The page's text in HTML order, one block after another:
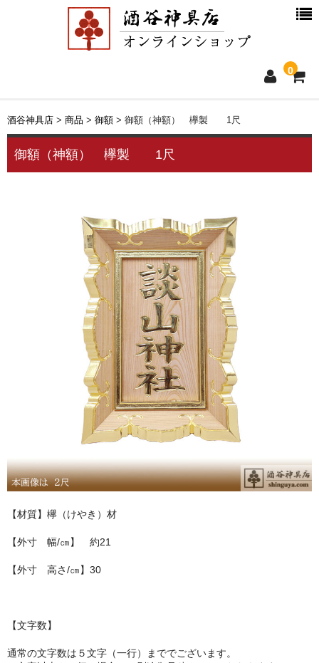
0
ホーム
新着情報
お買物ガイド
別注品について
会社概要
お問い合わせ
ユーザーログイン
お買物かご
酒谷神具店 > 商品 > 御額 > 御額（神額） 欅製 1尺
御額（神額） 欅製 1尺
【材質】欅（けやき）材
【外寸 幅/㎝】 約21
【外寸 高さ/㎝】30
【文字数】
通常の文字数は５文字（一行）まででございます。